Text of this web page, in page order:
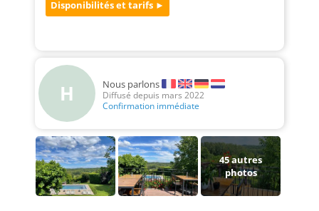
H Nous parlons
Diffusé depuis mars 2022
Confirmation immédiate
45autres
photos